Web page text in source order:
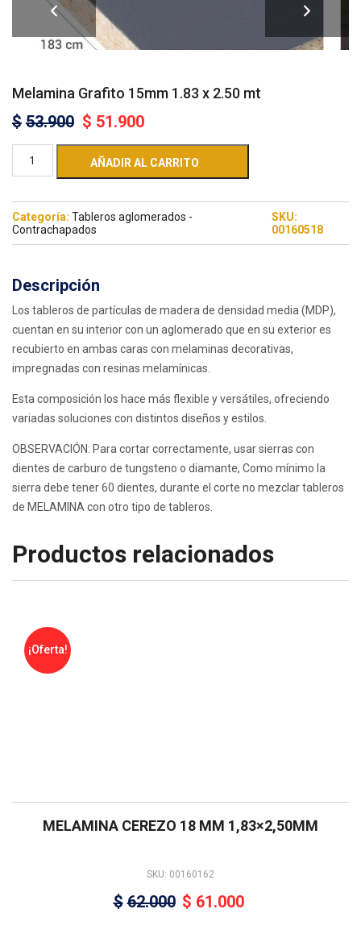
Melamina Grafito 15mm 1.83 x 2.50 mt
$ 53.900 $ 51.900
AÑADIR AL CARRITO
Categoría: Tableros aglomerados -
Contrachapados
SKU:
00160518
Descripción
Los tableros de partículas de madera de densidad media (MDP),
cuentan en su interior con un aglomerado que en su exterior es
recubierto en ambas caras con melaminas decorativas,
impregnadas con resinas melamínicas.
Esta composición los hace más flexible y versátiles, ofreciendo
variadas soluciones con distintos diseños y estilos.
OBSERVACIÓN: Para cortar correctamente, usar sierras con
dientes de carburo de tungsteno o diamante, Como mínimo la
sierra debe tener 60 dientes, durante el corte no mezclar tableros
de MELAMINA con otro tipo de tableros.
Productos relacionados
¡Oferta!
MELAMINA CEREZO 18 MM 1,83×2,50MM
SKU: 00160162
$ 62.000 $ 61.000